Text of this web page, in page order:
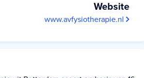
Website
www.avfysiotherapie.nl